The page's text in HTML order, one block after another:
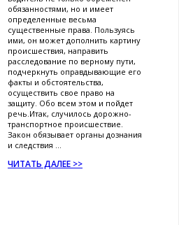
обязанностями, но и имеет
определенные весьма
существенные права. Пользуясь
ими, он может дополнить картину
происшествия, направить
расследование по верному пути,
подчеркнуть оправдывающие его
факты и обстоятельства,
осуществить свое право на
защиту. Обо всем этом и пойдет
речь.Итак, случилось дорожно-
транспортное происшествие.
Закон обязывает органы дознания
и следствия ...
ЧИТАТЬ ДАЛЕЕ >>